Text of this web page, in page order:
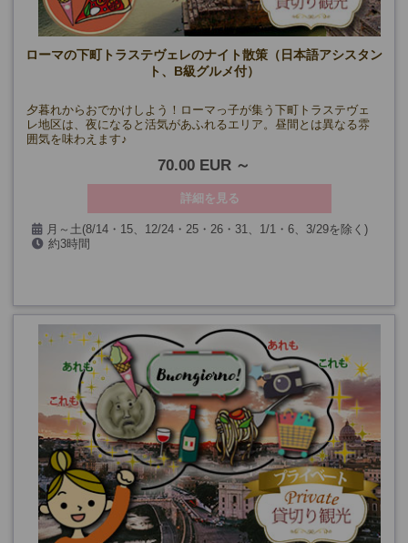
ローマの下町トラステヴェレのナイト散策（日本語アシスタン
ト、B級グルメ付）
夕暮れからおでかけしよう！ローマっ子が集う下町トラステヴェ
レ地区は、夜になると活気があふれるエリア。昼間とは異なる雰
囲気を味わえます♪
70.00 EUR
詳細を見る
月～土(8/14・15、12/24・25・26・31、1/1・6、3/29を除く)
約3時間